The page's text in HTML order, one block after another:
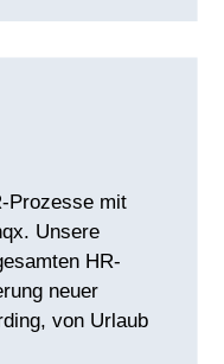
Prozesse mit
Unsere
HR-
neuer
von Urlaub